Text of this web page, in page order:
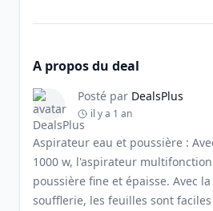
A propos du deal
Posté par DealsPlus
il y a 1 an
Aspirateur eau et poussière :
1000 w, l'aspirateur
poussière fine et épaisse. Avec
soufflerie, les feuilles sont